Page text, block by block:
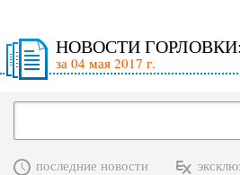
НОВОСТИ ГОРЛОВКИ:
за 04 мая 2017 г.
последние новости